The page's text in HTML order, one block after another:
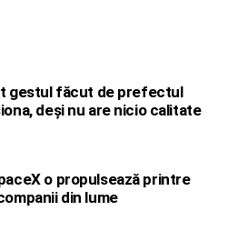
gestul făcut de prefectul
deși nu are nicio calitate
o propulsează printre
din lume